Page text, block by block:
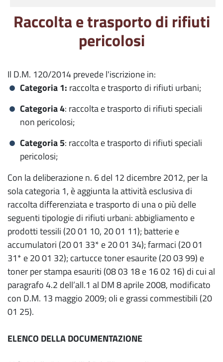
Raccolta e trasporto di rifiuti
pericolosi
Il D.M. 120/2014 prevede l'iscrizione in:
Categoria 1: raccolta e trasporto di rifiuti urbani;
Categoria 4: raccolta e trasporto di rifiuti speciali
non pericolosi;
Categoria 5: raccolta e trasporto di rifiuti speciali
pericolosi;
Con la deliberazione n. 6 del 12 dicembre 2012, per la
sola categoria 1, è aggiunta la attività esclusiva di
raccolta differenziata e trasporto di una o più delle
seguenti tipologie di rifiuti urbani: abbigliamento e
prodotti tessili (20 01 10, 20 01 11); batterie e
accumulatori (20 01 33* e 20 01 34); farmaci (20 01
31* e 20 01 32); cartucce toner esaurite (20 03 99) e
toner per stampa esauriti (08 03 18 e 16 02 16) di cui al
paragrafo 4.2 dell’all.1 al DM 8 aprile 2008, modificato
con D.M. 13 maggio 2009; oli e grassi commestibili (20
01 25).
ELENCO DELLA DOCUMENTAZIONE